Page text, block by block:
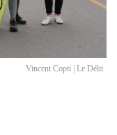
Vincent Copti | Le Délit